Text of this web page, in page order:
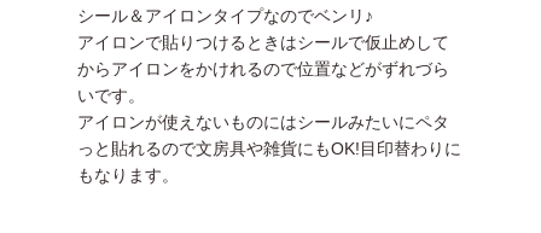
シール＆アイロンタイプなのでベンリ♪
アイロンで貼りつけるときはシールで仮止めして
からアイロンをかけれるので位置などがずれづら
いです。
アイロンが使えないものにはシールみたいにペタ
っと貼れるので文房具や雑貨にもOK!目印替わりに
もなります。